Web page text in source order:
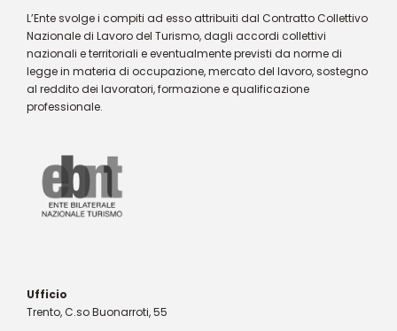
L’Ente svolge i compiti ad esso attribuiti dal Contratto Collettivo
Nazionale di Lavoro del Turismo, dagli accordi collettivi
nazionali e territoriali e eventualmente previsti da norme di
legge in materia di occupazione, mercato del lavoro, sostegno
al reddito dei lavoratori, formazione e qualificazione
professionale.
Ufficio
Trento, C.so Buonarroti, 55